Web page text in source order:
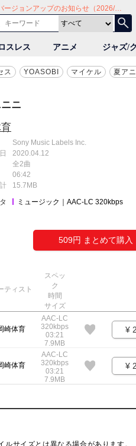
信サイト mora ～WALKMAN®公式ミュージック
Android版：アプリバージョンアップのお知らせ（2026/7/30）
スレス アニメ ジャズ/
ス YOASOBI マイケル 夏ア
ニ
Sony Music Labels Inc.
2020.04.12
全2曲
06:42
15.7MB
ミュージック｜AAC-LC 320kbps
509円 まとめて購入
ティスト
スペッ
ク
時間
サイズ
崎体育
AAC-LC
320kbps
03:21
7.9MB
¥
崎体育
AAC-LC
320kbps
03:21
7.9MB
¥
ルサイズとは異なる場合があります。